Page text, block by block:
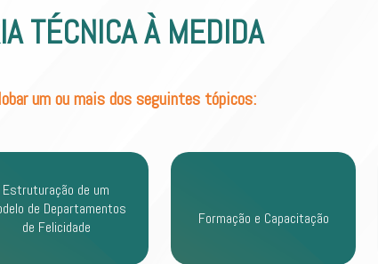
TÉCNICA À MEDIDA
um ou mais dos seguintes tópicos:
Estruturação de um
de Departamentos
de Felicidade
Formação e Capacitação